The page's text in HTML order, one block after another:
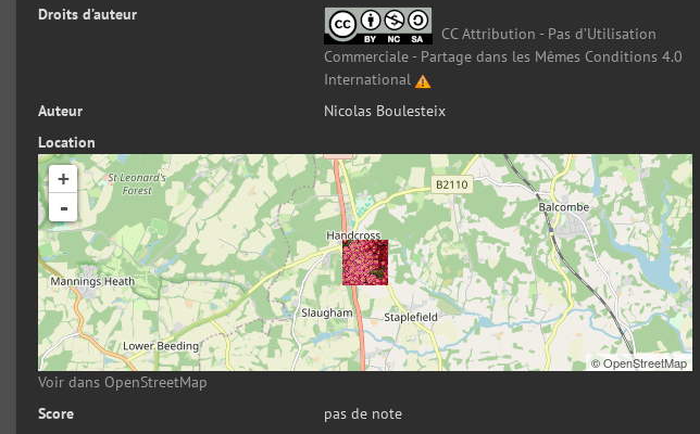
Droits d’auteur
CC Attribution - Pas d’Utilisation
Commerciale - Partage dans les Mêmes Conditions 4.0
International
Auteur
Nicolas Boulesteix
Location
+
-
©OpenStreetMap
Voir dans OpenStreetMap
Score
pas de note